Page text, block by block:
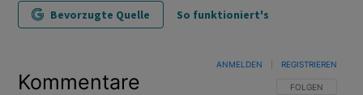
Bevorzugte Quelle So funktioniert's
Kommentare FOLGE DIESER
FOLGEN
ANMELDEN REGISTRIEREN